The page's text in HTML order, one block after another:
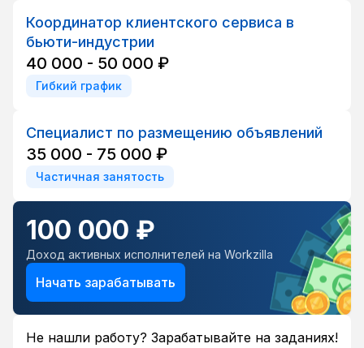
Координатор клиентского сервиса в
бьюти-индустрии
40 000 - 50 000 ₽
Гибкий график
Специалист по размещению объявлений
35 000 - 75 000 ₽
Частичная занятость
100 000 ₽
Доход активных исполнителей на Workzilla
Начать зарабатывать
Не нашли работу? Зарабатывайте на заданиях!